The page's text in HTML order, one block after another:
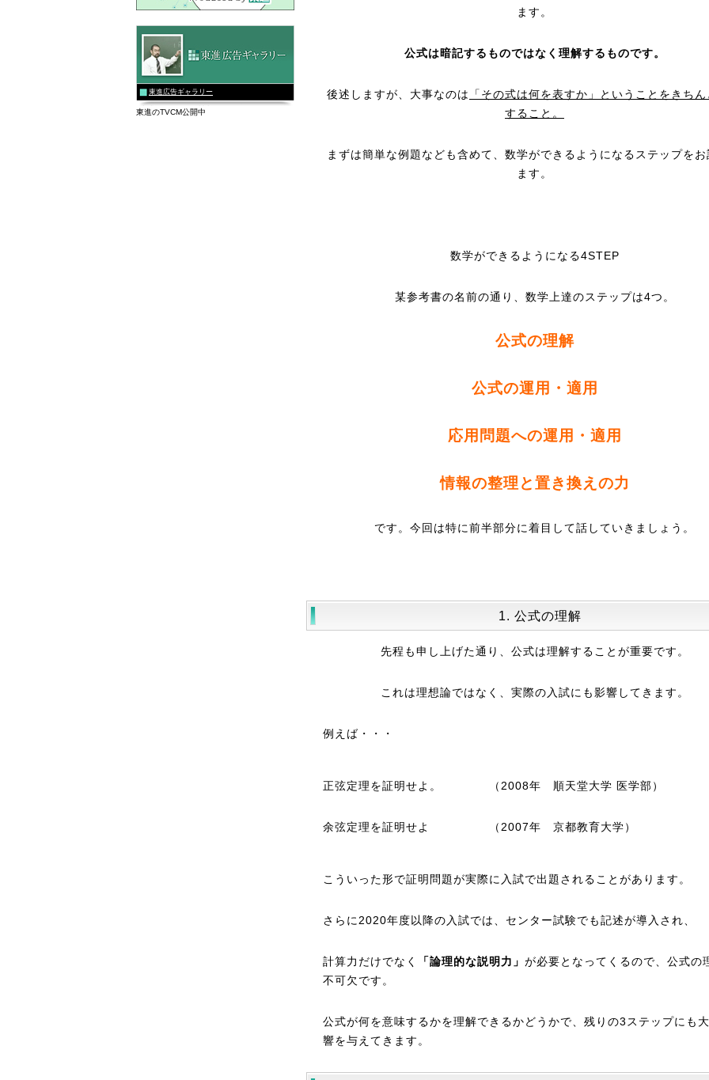
ます。
公式は暗記するものではなく理解するものです。
後述しますが、大事なのは
「その式は何を表すか」ということをきち
すること。
まずは簡単な例題なども含めて、数学ができるようになるステップを
ます。
数学ができるようになる4STEP
某参考書の名前の通り、数学上達のステップは4つ。
公式の理解
公式の運用・適用
応用問題への運用・適用
情報の整理と置き換えの力
です。今回は特に前半部分に着目して話していきましょう。
1. 公式の理解
先程も申し上げた通り、公式は理解することが重要です。
これは理想論ではなく、実際の入試にも影響してきます。
例えば・・・
正弦定理を証明せよ。 （2008年 順天堂大学 医学部）
余弦定理を証明せよ （2007年 京都教育大学）
こういった形で証明問題が実際に入試で出題されることがあります。
さらに2020年度以降の入試では、センター試験でも記述が導入され、
計算力だけでなく 「論理的な説明力」 が必要となってくるので、公式の
不可欠です。
公式が何を意味するかを理解できるかどうかで、残りの3ステップにも
響を与えてきます。
東進広告ギャラリー
東進のTVCM公開中